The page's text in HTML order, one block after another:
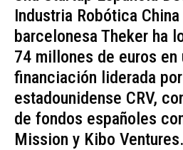
Industria Robótica
barcelonesa Theker ha
74 millones de euros en
financiación liderada
estadounidense CRV,
de fondos españoles
Mission y Kibo Ventures.